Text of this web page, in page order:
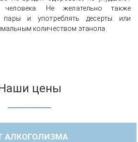
человека. Не желательно также
пары и употреблять десерты или
количеством этанола.
цены
АЛКОГОЛИЗМА